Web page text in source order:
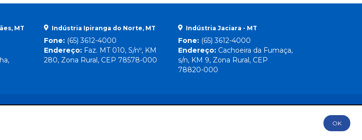
MT Indústria Ipiranga do Norte, MT
Fone: (65) 3612-4000
Endereço: Faz. MT 010, S/nº, KM
280, Zona Rural, CEP 78578-000
Indústria Jaciara - MT
Fone: (65) 3612-4000
Endereço: Cachoeira da Fumaça,
s/n, KM 9, Zona Rural, CEP
78820-000
OK